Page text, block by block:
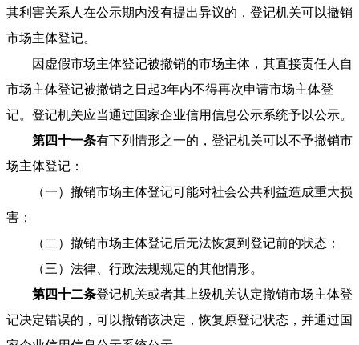
其利害关系人在公示期内没有提出异议的，登记机关可以撤销
市场主体登记。
因虚假市场主体登记被撤销的市场主体，其直接责任人自
市场主体登记被撤销之日起3年内不得再次申请市场主体登
记。登记机关应当通过国家企业信用信息公示系统予以公示。
第四十一条有下列情形之一的，登记机关可以不予撤销市
场主体登记：
（一）撤销市场主体登记可能对社会公共利益造成重大损
害；
（二）撤销市场主体登记后无法恢复到登记前的状态；
（三）法律、行政法规规定的其他情形。
第四十二条登记机关或者其上级机关认定撤销市场主体登
记决定错误的，可以撤销该决定，恢复原登记状态，并通过国